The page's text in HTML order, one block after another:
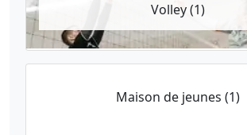
Volley (1)
Maison de jeunes (1)